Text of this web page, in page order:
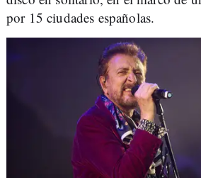
por 15 ciudades españolas.